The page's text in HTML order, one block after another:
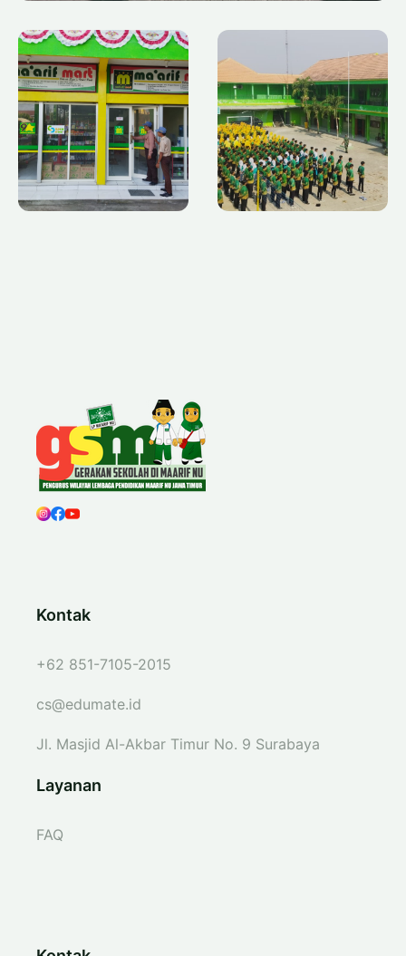
Kontak
+62 851-7105-2015
cs@edumate.id
Jl. Masjid Al-Akbar Timur No. 9 Surabaya
Layanan
FAQ